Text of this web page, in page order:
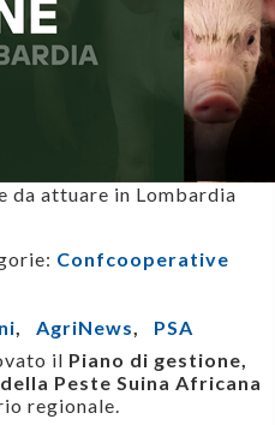
da attuare in Lombardia
Confcooperative
, AgriNews, PSA
il Piano di gestione,
Peste Suina Africana
regionale.